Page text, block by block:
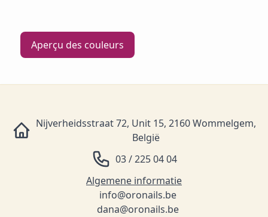
Aperçu des couleurs
Nijverheidsstraat 72, Unit 15, 2160 Wommelgem,
België
03 / 225 04 04
Algemene informatie
info@oronails.be
dana@oronails.be